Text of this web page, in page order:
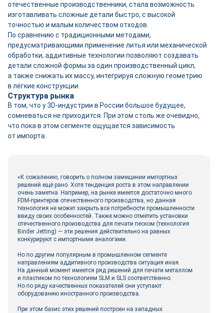
отечественные производственники, стала возможность
изготавливать сложные детали быстро, с высокой
точностью и малым количеством отходов.
По сравнению с традиционными методами,
предусматривающими применение литья или механической
обработки, аддитивные технологии позволяют создавать
детали сложной формы за один производственный цикл,
а также снижать их массу, интегрируя сложную геометрию
в лёгкие конструкции.
Структура рынка
В том, что у 3D-индустрии в России большое будущее,
сомневаться не приходится. При этом столь же очевидно,
что пока в этом сегменте ощущается зависимость
от импорта.
«К сожалению, говорить о полном замещении импортных
решений ещё рано. Хотя тенденция роста в этом направлении
очень заметна. Например, на рынке имеется достаточно много
FDM-принтеров отечественного производства, но данная
технология не может закрыть все потребности промышленности
ввиду своих особенностей. Также можно отметить установки
отечественного производства для печати песком (технология
Binder Jetting) — эти решения действительно на равных
конкурируют с импортными аналогами.
Но по другим популярным в промышленном сегменте
направлениям аддитивного производства ситуация иная.
На данный момент имеется ряд решений для печати металлом
и пластиком по технологиям SLM и SLS соответственно.
Но по ряду качественных показателей они уступают
оборудованию иностранного производства.
При этом базис этих решений построен на западных